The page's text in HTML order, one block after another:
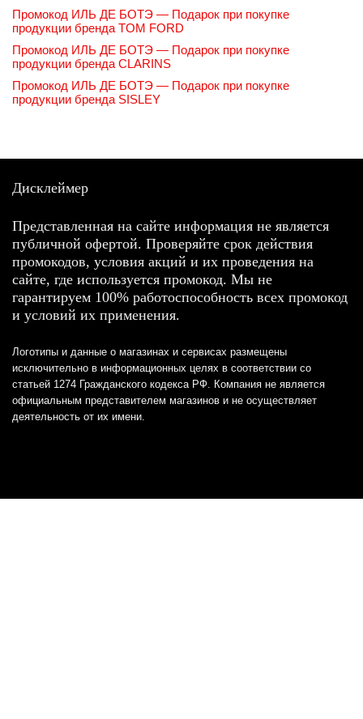
Промокод ИЛЬ ДЕ БОТЭ — Подарок при покупке
продукции бренда TOM FORD
Промокод ИЛЬ ДЕ БОТЭ — Подарок при покупке
продукции бренда CLARINS
Промокод ИЛЬ ДЕ БОТЭ — Подарок при покупке
продукции бренда SISLEY
Дисклеймер
Представленная на сайте информация не является
публичной офертой. Проверяйте срок действия
промокодов, условия акций и их проведения на
сайте, где используется промокод. Мы не
гарантируем 100% работоспособность всех промокод
и условий их применения.
Логотипы и данные о магазинах и сервисах размещены
исключительно в информационных целях в соответствии со
статьей 1274 Гражданского кодекса РФ. Компания не является
официальным представителем магазинов и не осуществляет
деятельность от их имени.